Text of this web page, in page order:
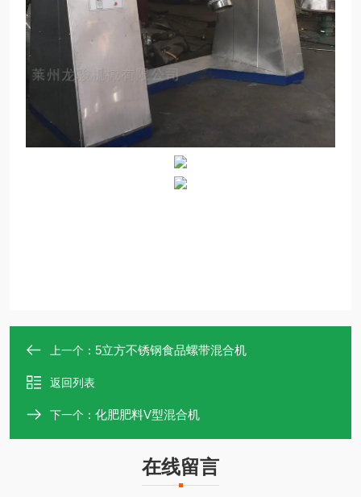
上一个： 5立方不锈钢食品螺带混合机
返回列表
下一个： 化肥肥料V型混合机
在线留言